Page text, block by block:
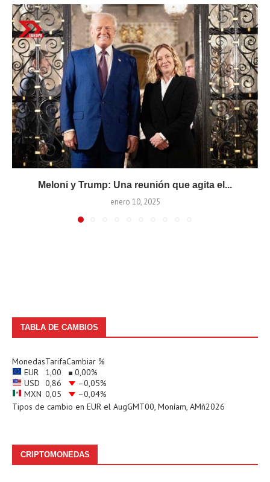
Meloni y Trump: Una reunión que agita el...
enero 10, 2025
TABLA DE CAMBIOS
MonedasTarifaCambiar %
EUR
1,00 0,00%
USD 0,86 –0,05%
MXN 0,05 –0,04%
Tipos de cambio en EUR el AugGMT00, Moníam, AMñ2026
CRIPTOMONEDAS